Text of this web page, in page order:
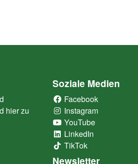
hier zu
Soziale Medien
Facebook
Instagram
YouTube
LinkedIn
TikTok
Newsletter